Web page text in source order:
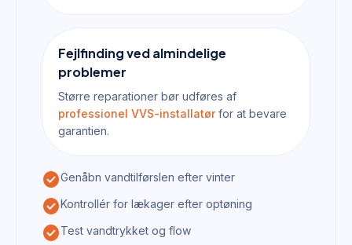
Fejlfinding ved almindelige
problemer
Større reparationer bør udføres af
professionel VVS-installatørfor at bevare
garantien.
check_circleGenåbn vandtilførslen efter vinter
check_circleKontrollér for lækager efter optøning
check_circleTest vandtrykket og flow